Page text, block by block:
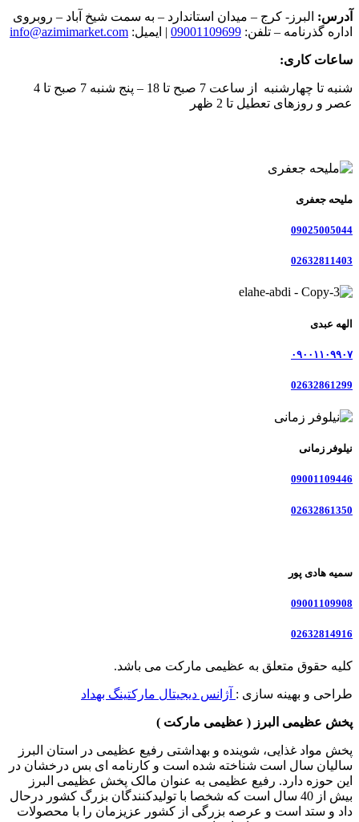
آدرس: البرز- کرج – میدان استاندارد – به سمت شیخ آباد – روبروی
اداره گذرنامه – تلفن: 09001109699 | ایمیل: info@azimimarket.com
ساعات کاری:
شنبه تا چهارشنبه از ساعت 7 صبح تا 18 – پنج شنبه 7 صبح تا 4
عصر و روزهای تعطیل تا 2 ظهر
ملیحه جعفری
09025005044
02632811403
الهه عبدی
۰۹۰۰۱۱۰۹۹۰۷
02632861299
نیلوفر زمانی
09001109446
02632861350
سمیه هادی پور
09001109908
02632814916
کلیه حقوق متعلق به عظیمی مارکت می باشد.
طراحی و بهینه سازی : آژانس دیجیتال مارکتینگ بهداد
پخش عظیمی البرز ( عظیمی مارکت )
پخش مواد غذایی، شوینده و بهداشتی رفیع عظیمی در استان البرز
سالیان سال است شناخته شده است و کارنامه ای بس درخشان در
این حوزه دارد. رفیع عظیمی به عنوان مالک پخش عظیمی البرز
بیش از 40 سال است که شخصا با تولیدکنندگان بزرگ کشور درحال
داد و ستد است و عرصه بزرگی از کشور عزیزمان را با محصولات